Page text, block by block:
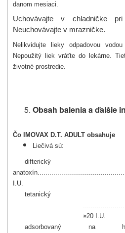
danom mesiaci.
Uchovávajte v chladničke pri
Neuchovávajte v mrazničke.
Nelikvidujte lieky odpadovou
Nepoužitý liek vráťte do lekárne.
životné prostredie.
Obsah balenia a ďalšie
Čo IMOVAX D.T. ADULT obsahuje
Liečivá sú:
difterický
I.U.
tetanický
≥20 I.U.
adsorbovaný na